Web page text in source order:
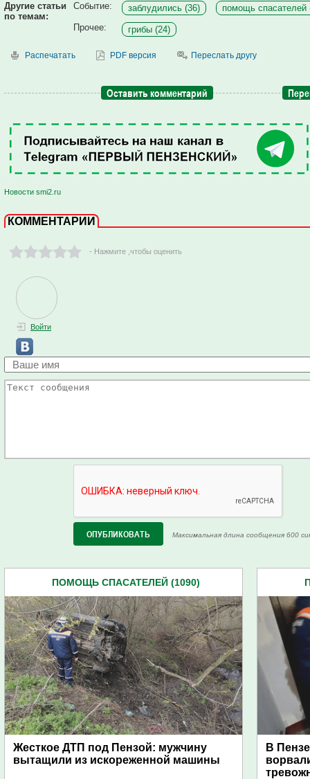
Другие статьи
по темам:
Событие: заблудились (36)
помощь спасателей
Прочее:
грибы (24)
Распечатать PDF версия Переслать другу
Оставить комментарий
Новости smi2.ru
КОММЕНТАРИИ
- Нажмите ,чтобы оценить
Войти
Максимальная длина сообщения 600
ПОМОЩЬ СПАСАТЕЛЕЙ (1090)
Жесткое ДТП под Пензой: мужчину
вытащили из искореженной машины
В